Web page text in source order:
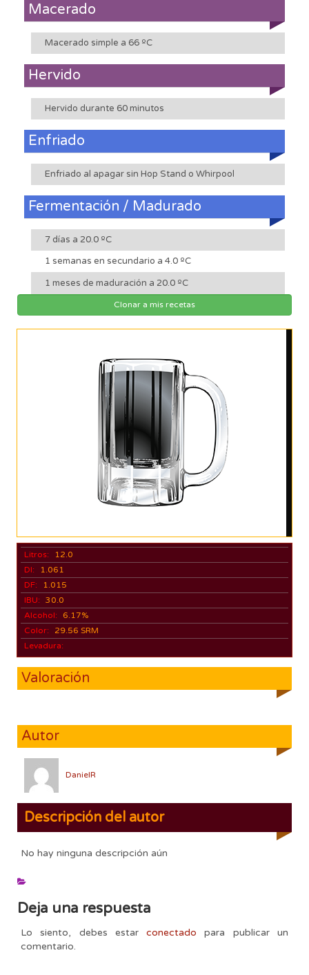
Macerado
Macerado simple a 66 ºC
Hervido
Hervido durante 60 minutos
Enfriado
Enfriado al apagar sin Hop Stand o Whirpool
Fermentación / Madurado
7 días a 20.0 ºC
1 semanas en secundario a 4.0 ºC
1 meses de maduración a 20.0 ºC
Clonar a mis recetas
Litros:
12.0
DI:
1.061
DF:
1.015
IBU: 30.0
Alcohol:
6.17%
Color:
29.56 SRM
Levadura:
Valoración
Autor
DanielR
Descripción del autor
No hay ninguna descripción aún
Deja una respuesta
Lo siento, debes estarconectado para publicar un
comentario.